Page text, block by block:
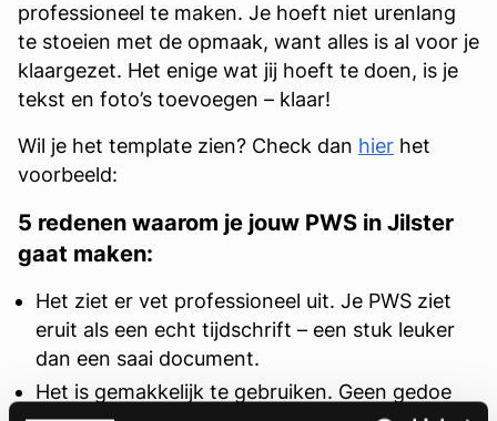
professioneel te maken. Je hoeft niet urenlang
te stoeien met de opmaak, want alles is al voor je
klaargezet. Het enige wat jij hoeft te doen, is je
tekst en foto’s toevoegen – klaar!
Wil je het template zien? Check dan hier het
voorbeeld:
5 redenen waarom je jouw PWS in Jilster
gaat maken:
Het ziet er vet professioneel uit. Je PWS ziet
eruit als een echt tijdschrift – een stuk leuker
dan een saai document.
Het is gemakkelijk te gebruiken. Geen gedoe